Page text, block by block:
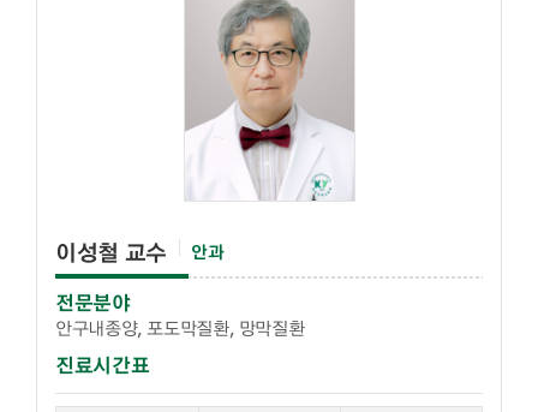
이성철 교수 안과
전문분야
안구내종양, 포도막질환, 망막질환
진료시간표